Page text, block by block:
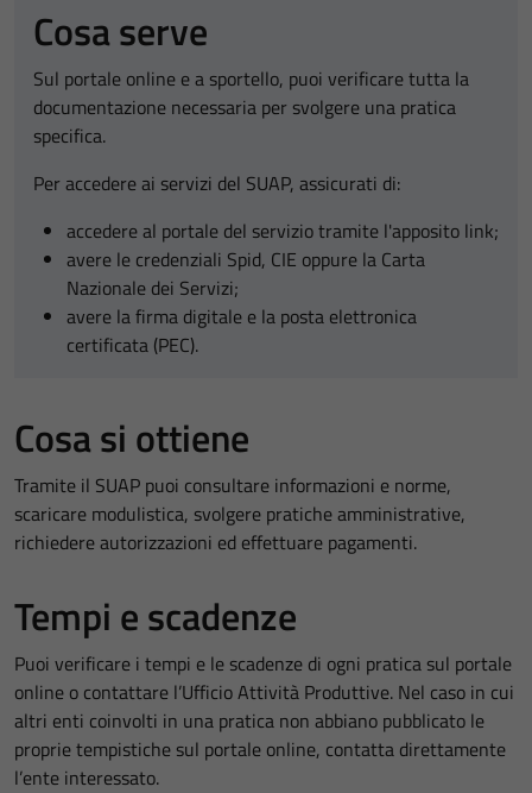
Cosa serve
Sul portale online e a sportello, puoi verificare tutta la
documentazione necessaria per svolgere una pratica
specifica.
Per accedere ai servizi del SUAP, assicurati di:
accedere al portale del servizio tramite l'apposito link;
avere le credenziali Spid, CIE oppure la Carta
Nazionale dei Servizi;
avere la firma digitale e la posta elettronica
certificata (PEC).
Cosa si ottiene
Tramite il SUAP puoi consultare informazioni e norme,
scaricare modulistica, svolgere pratiche amministrative,
richiedere autorizzazioni ed effettuare pagamenti.
Tempi e scadenze
Puoi verificare i tempi e le scadenze di ogni pratica sul portale
online o contattare l’Ufficio Attività Produttive. Nel caso in cui
altri enti coinvolti in una pratica non abbiano pubblicato le
proprie tempistiche sul portale online, contatta direttamente
l’ente interessato.